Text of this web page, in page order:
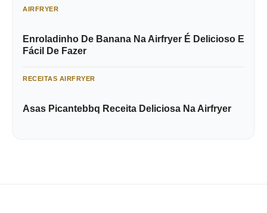
AIRFRYER
Enroladinho De Banana Na Airfryer É Delicioso E
Fácil De Fazer
RECEITAS AIRFRYER
Asas Picantebbq Receita Deliciosa Na Airfryer